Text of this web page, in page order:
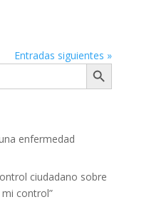
Entradas siguientes »
Botón de búsqueda
enfermedad
ciudadano sobre
control”